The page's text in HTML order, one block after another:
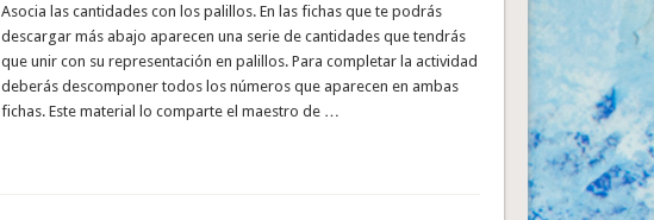
Asocia las cantidades con los palillos. En las fichas que te podrás
descargar más abajo aparecen una serie de cantidades que tendrás
que unir con su representación en palillos. Para completar la actividad
deberás descomponer todos los números que aparecen en ambas
fichas. Este material lo comparte el maestro de …